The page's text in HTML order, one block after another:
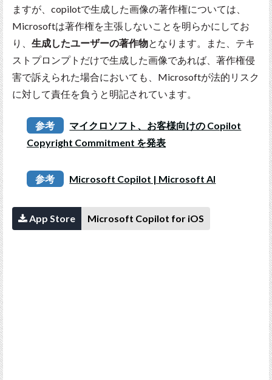
ますが、copilotで生成した画像の著作権については、
Microsoftは著作権を主張しないことを明らかにしてお
り、 生成したユーザーの著作物となります。また、テキ
ストプロンプトだけで生成した画像であれば、著作権侵
害で訴えられた場合においても、Microsoftが法的リスク
に対して責任を負うと明記されています。
参考
マイクロソフト、お客様向けの Copilot
Copyright Commitment を発表
参考 Microsoft Copilot | Microsoft AI
App Store Microsoft Copilot for iOS